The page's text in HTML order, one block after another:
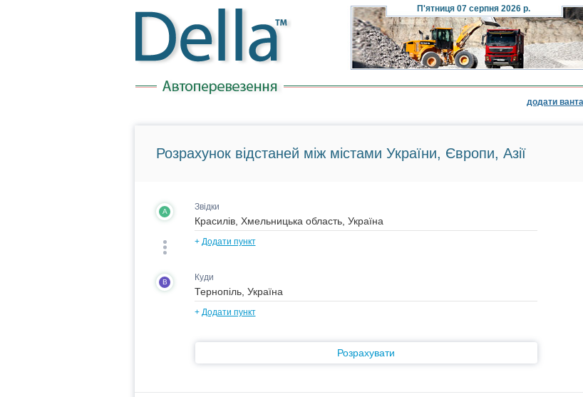
П'ятниця07 серпня 2026 р.
додати
Розрахунок відстаней між містами України, Європи, Азії
A Звідки
+ Додати пункт
B Куди
+ Додати пункт
Розрахувати